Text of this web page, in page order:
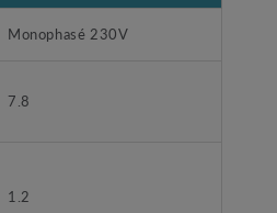
Monophasé 230V
7.8
1.2